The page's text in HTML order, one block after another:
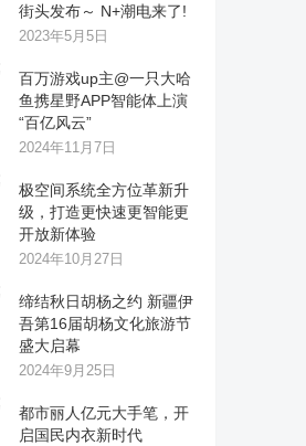
街头发布～ N+潮电来了!
2023年5月5日
百万游戏up主@一只大哈
鱼携星野APP智能体上演
“百亿风云”
2024年11月7日
极空间系统全方位革新升
级，打造更快速更智能更
开放新体验
2024年10月27日
缔结秋日胡杨之约 新疆伊
吾第16届胡杨文化旅游节
盛大启幕
2024年9月25日
都市丽人亿元大手笔，开
启国民内衣新时代